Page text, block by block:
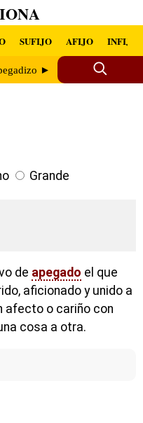
SUFIJO AFIJO INFIJO
►
Grande
de apegado el que
aficionado y unido a
afecto o cariño con
cosa a otra.